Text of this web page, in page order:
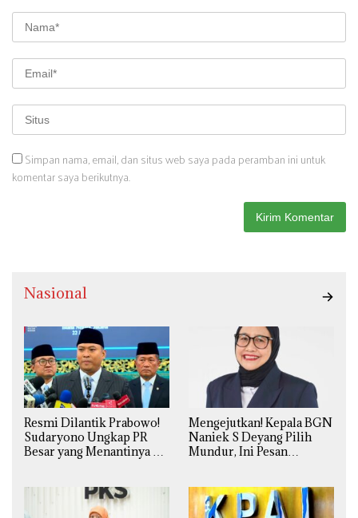
Simpan nama, email, dan situs web saya pada peramban ini untuk
komentar saya berikutnya.
Nasional
Resmi Dilantik Prabowo!
Sudaryono Ungkap PR
Besar yang Menantinya di
Mengejutkan! Kepala BGN
Naniek S Deyang Pilih
Mundur, Ini Pesan